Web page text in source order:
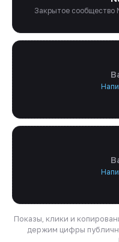
Закрытое сообщество
Показы, клики и
держим цифры